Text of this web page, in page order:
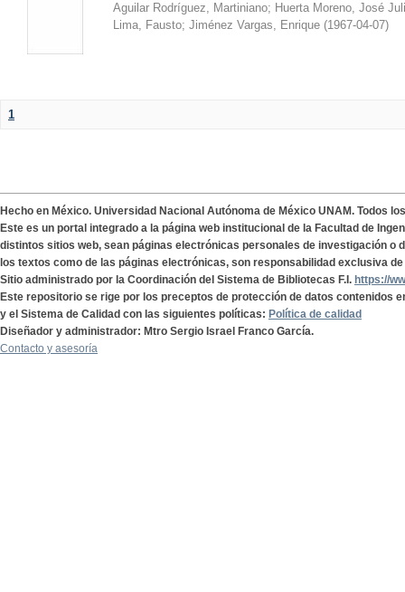
Aguilar Rodríguez, Martiniano; Huerta Moreno, José
Lima, Fausto; Jiménez Vargas, Enrique (1967-04-07)
1
Hecho en México. Universidad Nacional Autónoma de México UNAM. Todos
Este es un portal integrado a la página web institucional de la Facultad de
distintos sitios web, sean páginas electrónicas personales de investigación o
los textos como de las páginas electrónicas, son responsabilidad exclusiva
Sitio administrado por la Coordinación del Sistema de Bibliotecas F.I. https://
Este repositorio se rige por los preceptos de protección de datos contenidos
y el Sistema de Calidad con las siguientes políticas: Política de calidad
Diseñador y administrador: Mtro Sergio Israel Franco García.
Contacto y asesoría